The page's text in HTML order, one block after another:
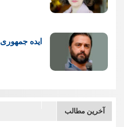
ایده جمهوری
آخرین مطالب